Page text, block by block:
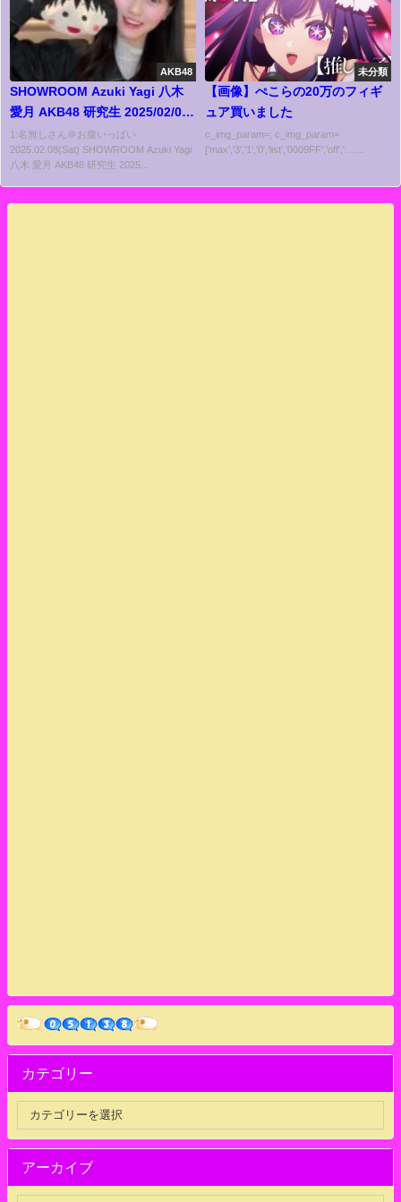
AKB48
SHOWROOM Azuki Yagi 八木
愛月 AKB48 研究生 2025/02/01
21:49 JST
1:名無しさん＠お腹いっぱい
2025.02.08(Sat) SHOWROOM Azuki Yagi
八木 愛月 AKB48 研究生 2025...
未分類
【画像】ぺこらの20万のフィギ
ュア買いました
c_img_param=; c_img_param=
['max','3','1','0','list','0009FF','off','…....
カテゴリー
アーカイブ